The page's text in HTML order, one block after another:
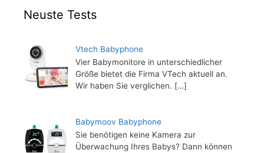
Neuste Tests
Vtech Babyphone
Vier Babymonitore in unterschiedlicher
Größe bietet die Firma VTech aktuell an.
Wir haben Sie verglichen. […]
Babymoov Babyphone
Sie benötigen keine Kamera zur
Überwachung Ihres Babys? Dann können